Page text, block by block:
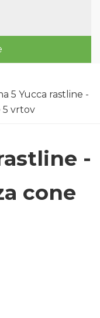
5 Yucca rastline -
5 vrtov
-
cone